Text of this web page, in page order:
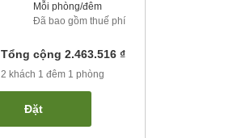
Mỗi phòng/đêm
Đã bao gồm thuế phí
Tổng cộng 2.463.516 ₫
2 khách 1 đêm 1 phòng
Đặt